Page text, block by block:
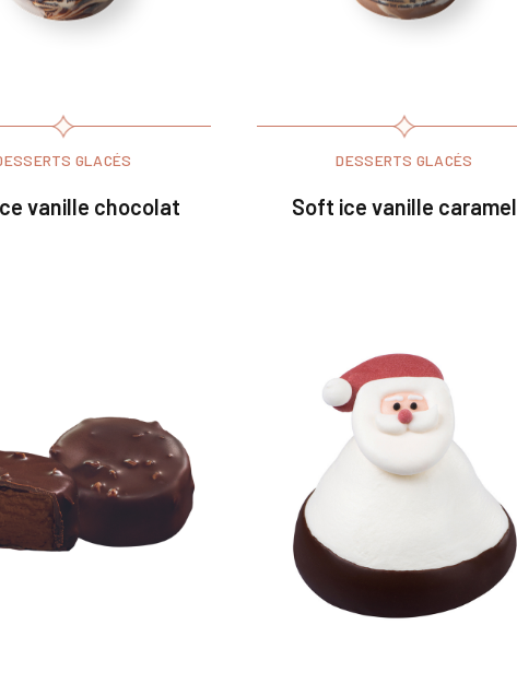
GLACÉS
vanille chocolat
DESSERTS GLACÉS
Soft ice vanille caramel